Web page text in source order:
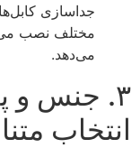
جداسازی
مختلف نصب
می‌دهد.
۳. جنس و
انتخاب